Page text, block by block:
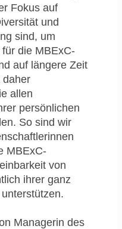
Fokus auf
und
sind, um
die MBExC-
auf längere Zeit
daher
allen
persönlichen
So sind wir
MBExC-
von
ihrer ganz
Managerin des